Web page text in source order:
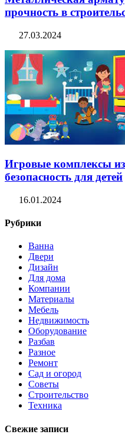
прочность в
27.03.2024
Игровые комплексы из
безопасность для детей
16.01.2024
Рубрики
Ванна
Двери
Дизайн
Для дома
Компании
Материалы
Мебель
Недвижимость
Оборудование
Разбав
Разное
Ремонт
Сад и огород
Советы
Строительство
Техника
Свежие записи